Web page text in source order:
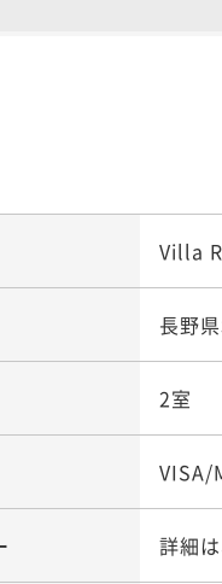
Villa
長野
2室
VISA/
詳細